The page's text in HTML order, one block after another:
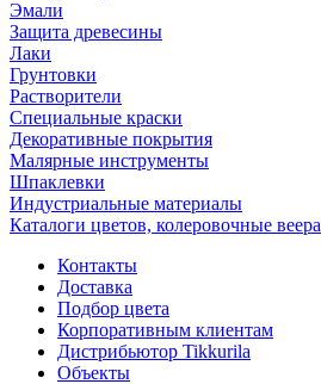
Эмали
Защита древесины
Лаки
Грунтовки
Растворители
Специальные краски
Декоративные покрытия
Малярные инструменты
Шпаклевки
Индустриальные материалы
Каталоги цветов, колеровочные веера
Контакты
Доставка
Подбор цвета
Корпоративным клиентам
Дистрибьютор Tikkurila
Объекты